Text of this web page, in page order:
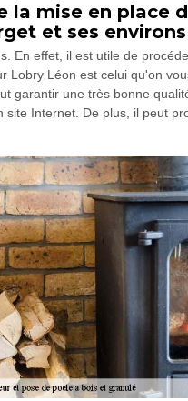
la mise en place
et ses environs
En effet, il est utile de
Lobry Léon est celui qu'on
garantir une très bonne
Internet. De plus, il peut